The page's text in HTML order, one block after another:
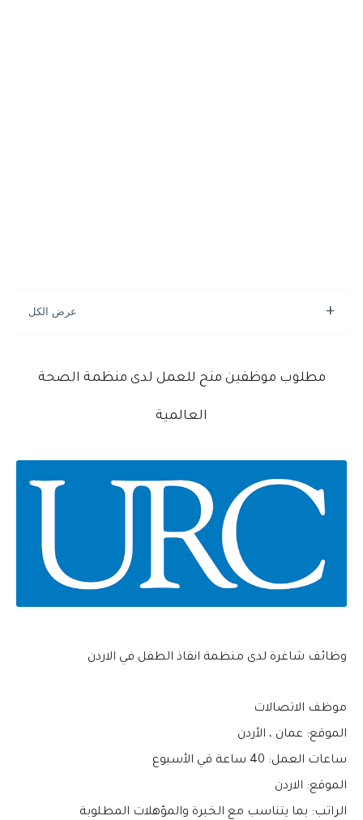
مطلوب موظفين منح للعمل لدى منظمة الصحة
العالمية
وظائف شاغرة لدى منظمة انقاذ الطفل في الاردن
موظف الاتصالات
الموقع: عمان ، الأردن
ساعات العمل: 40 ساعة في الأسبوع
الموقع: الاردن
الراتب: بما يتناسب مع الخبرة والمؤهلات المطلوبة